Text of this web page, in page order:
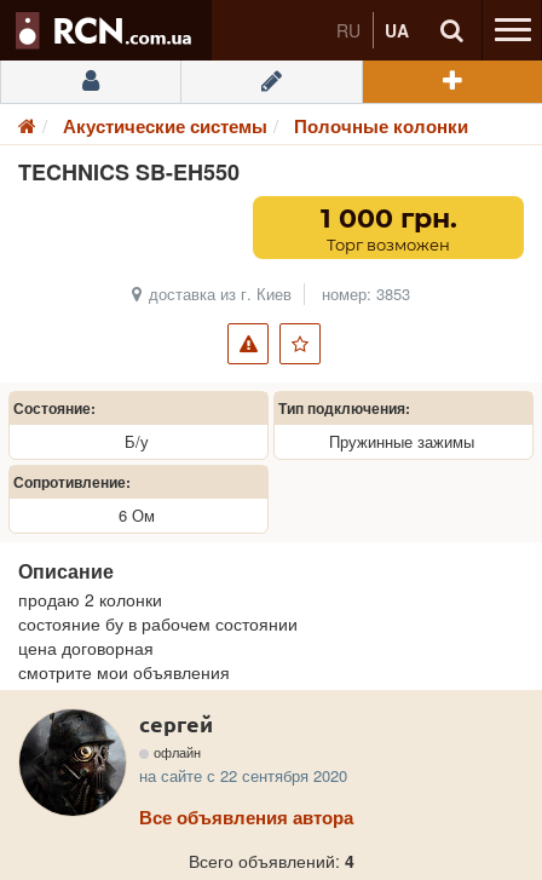
RU UA
Акустические системы Полочные колонки
TECHNICS SB-EH550
1 000 грн.
Торг возможен
доставка из г. Киев номер: 3853
Состояние:
Б/у
Тип подключения:
Пружинные зажимы
Сопротивление:
6 Ом
Описание
продаю 2 колонки
состояние бу в рабочем состоянии
цена договорная
смотрите мои объявления
сергей
офлайн
на сайте с 22 сентября 2020
Все объявления автора
Всего объявлений: 4